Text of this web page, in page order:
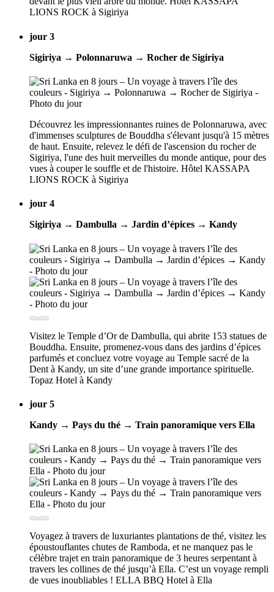
LIONS ROCK à Sigiriya
jour 3
Sigiriya → Polonnaruwa → Rocher de Sigiriya
Découvrez les impressionnantes ruines de Polonnaruwa, avec
d'immenses sculptures de Bouddha s'élevant jusqu'à 15 mètres
de haut. Ensuite, relevez le défi de l'ascension du rocher de
Sigiriya, l'une des huit merveilles du monde antique, pour des
vues à couper le souffle et de l'histoire. Hôtel KASSAPA
LIONS ROCK à Sigiriya
jour 4
Sigiriya → Dambulla → Jardin d’épices → Kandy
Visitez le Temple d’Or de Dambulla, qui abrite 153 statues de
Bouddha. Ensuite, promenez-vous dans des jardins d’épices
parfumés et concluez votre voyage au Temple sacré de la
Dent à Kandy, un site d’une grande importance spirituelle.
Topaz Hotel à Kandy
jour 5
Kandy → Pays du thé → Train panoramique vers Ella
Voyagez à travers de luxuriantes plantations de thé, visitez les
époustouflantes chutes de Ramboda, et ne manquez pas le
célèbre trajet en train panoramique de 3 heures serpentant à
travers les collines de thé jusqu’à Ella. C’est un voyage rempli
de vues inoubliables ! ELLA BBQ Hotel à Ella